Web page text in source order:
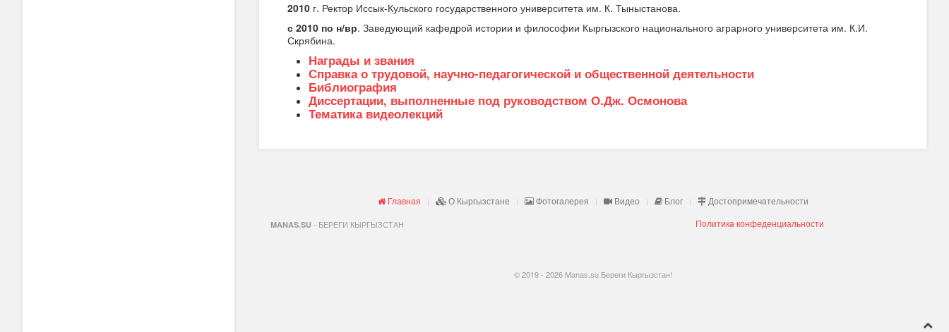
2010 г. Ректор Иссык-Кульского государственного университета им. К. Тыныстанова.
с 2010 по н/вр. Заведующий кафедрой истории и философии Кыргызского национального аграрного университета им. К.И.
Скрябина.
Награды и звания
Справка о трудовой, научно-педагогической и общественной деятельности
Библиография
Диссертации, выполненные под руководством О.Дж. Осмонова
Тематика видеолекций
Главная О Кыргызстане Фотогалерея Видео Блог Достопримечательности
MANAS.SU - БЕРЕГИ КЫРГЫЗСТАН Политика конфеденциальности
© 2019 - 2026 Manas.su Береги Кыргызстан!